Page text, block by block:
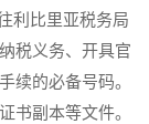
利比里亚税务局
税义务、开具官
续的必备号码。
书副本等文件。